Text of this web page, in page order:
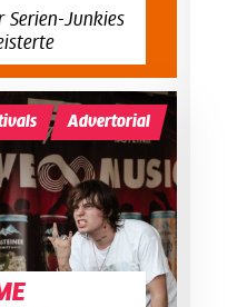
Serien-Junkies
Advertorial